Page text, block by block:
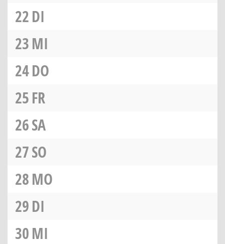
22DI
23MI
24DO
25FR
26SA
27SO
28MO
29DI
30MI